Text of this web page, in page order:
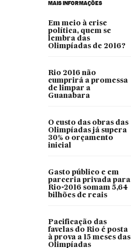
MAIS INFORMAÇÕES
Em meio à crise
política, quem se
lembra das
Olimpíadas de 2016?
Rio 2016 não
cumprirá a promessa
de limpar a
Guanabara
O custo das obras das
Olimpíadas já supera
30% o orçamento
inicial
Gasto público e em
parceria privada para
Rio-2016 somam 5,64
bilhões de reais
Pacificação das
favelas do Rio é posta
à prova a 15 meses das
Olimpíadas